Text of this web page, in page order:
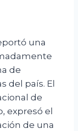
una
de
del país. El
de
expresó el
de una